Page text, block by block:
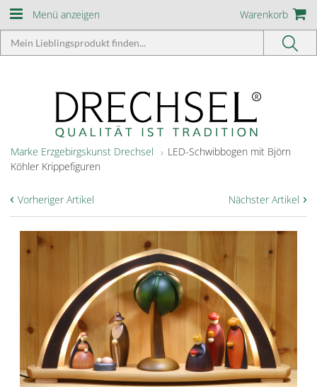
Menü anzeigen Warenkorb
Marke Erzgebirgskunst Drechsel
LED-Schwibbogen mit Björn
Köhler Krippefiguren
Nächster Artikel ›
‹ Vorheriger Artikel